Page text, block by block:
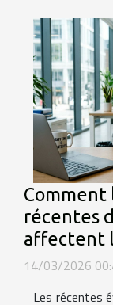
Comment
récentes
affectent
14/03/2026
Les récentes